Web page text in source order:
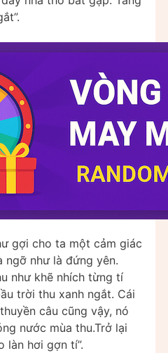
gợi cho ta một cảm giác
ngỡ như là đứng yên.
như khẽ nhích từng tí
trời thu xanh ngắt. Cái
câu cũng vậy, nó
nước mùa thu.Trở lại
làn hơi gợn tí”.